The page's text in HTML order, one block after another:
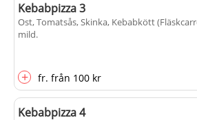
Kebabpizza 3
Ost, Tomatsås, Skinka, Kebabkött
mild.
+ fr. från 100 kr
Kebabpizza 4